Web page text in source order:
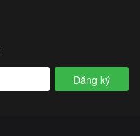
Đăng ký